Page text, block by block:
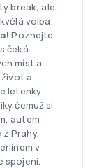
break, ale
volba.
Poznejte
čeká
míst a
a
letenky
čemuž si
autem
Prahy,
v
spojení.